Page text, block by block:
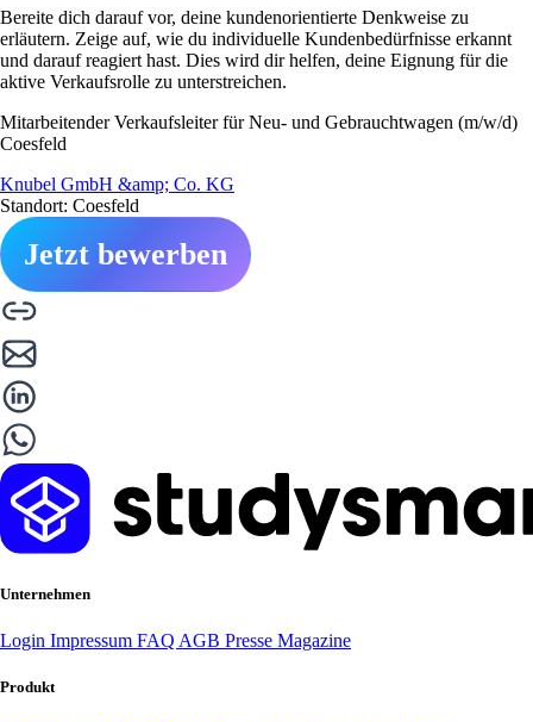
Bereite dich darauf vor, deine kundenorientierte Denkweise zu
erläutern. Zeige auf, wie du individuelle Kundenbedürfnisse erkannt
und darauf reagiert hast. Dies wird dir helfen, deine Eignung für die
aktive Verkaufsrolle zu unterstreichen.
Mitarbeitender Verkaufsleiter für Neu- und Gebrauchtwagen (m/w/d)
Coesfeld
Knubel GmbH &amp; Co. KG
Standort: Coesfeld
Jetzt bewerben
Unternehmen
Login Impressum FAQ AGB Presse Magazine
Produkt